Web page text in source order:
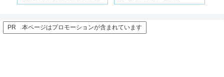
PR 本ページはプロモーションが含まれています